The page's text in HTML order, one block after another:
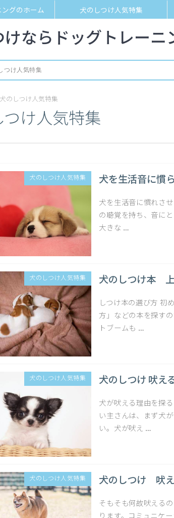
ングのホーム 犬のしつけ人気特集
けならドッグトレー
つけ人気特集
のしつけ人気特集
け人気特集
犬のしつけ人気特集 犬を生活音に慣
犬を生活音に慣れさ
の聴覚を持ち、音に
大きな …
犬のしつけ人気特集 犬のしつけ本
しつけ本の選び方 初
方」などの本を探す
トブームも …
犬のしつけ人気特集 犬のしつけ 吠え
犬が吠える理由を探
い主さんは、まず犬
い。犬が吠え …
犬のしつけ人気特集 犬のしつけ 吠
そもそも何故吠える